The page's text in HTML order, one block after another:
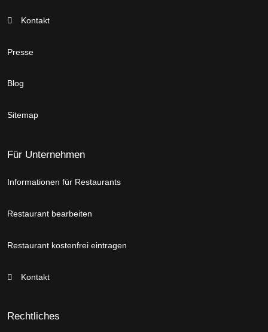
Kontakt
Presse
Blog
Sitemap
Für Unternehmen
Informationen für Restaurants
Restaurant bearbeiten
Restaurant kostenfrei eintragen
Kontakt
Rechtliches